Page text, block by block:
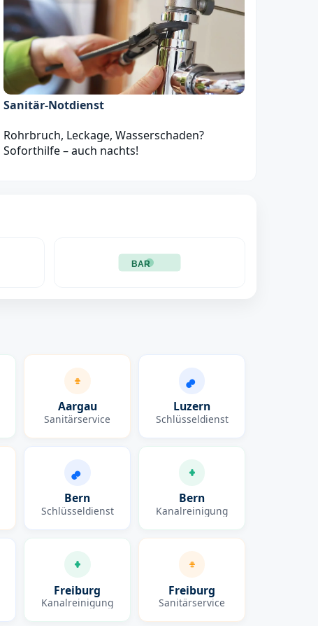
Sanitär‑Notdienst
Rohrbruch, Leckage, Wasserschaden?
Soforthilfe – auch nachts!
BAR
Aargau
Sanitärservice
Luzern
Schlüsseldienst
Bern
Schlüsseldienst
Bern
Kanalreinigung
Freiburg
Kanalreinigung
Freiburg
Sanitärservice